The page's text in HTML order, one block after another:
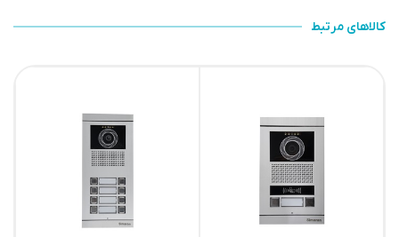
کالاهای مرتبط